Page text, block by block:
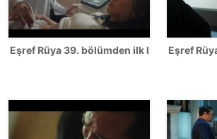
Eşref Rüya 39. bölümden ilk karelerEşref